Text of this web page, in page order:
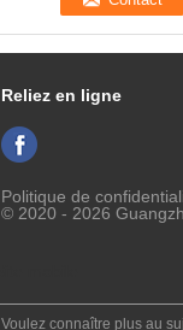
Reliez en ligne
Politique de
© 2020 - 2026
Voulez connaître plus au